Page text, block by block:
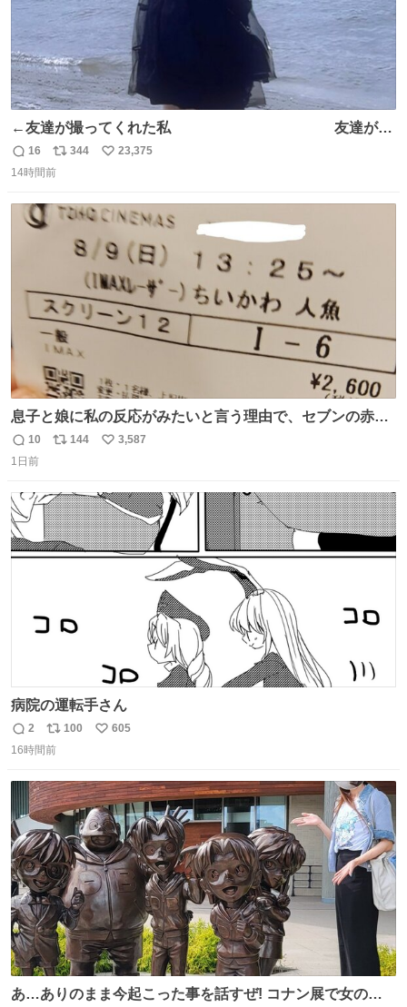
←友達が撮ってくれた私 友達が描
いてくれた私→
返
信
16
リ
ポ
ト
344
い
数
23,375
14時間前
息子と娘に私の反応がみたいと言う理由で、セブンの赤魚
の煮付けを食べさせられ、ちいかわの映画に連れてこられ
ました 一体どういうことなんやで…
返
信
10
リ
ト
数
144
い
数
3,587
1日前
病院の運転手さん
返
信
2
リ
ポ
ト
数
100
い
数
605
16時間前
あ…ありのまま今起こった事を話すぜ! コナン展で女の子